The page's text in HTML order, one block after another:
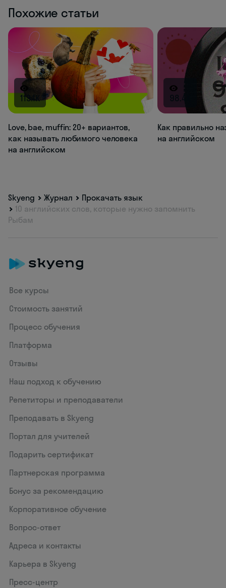
Похожие статьи
113.1K
Love, bae, muffin: 20+ вариантов,
как называть любимого человека
на английском
98.4K
Как правильно
на английском
Skyeng Журнал
Прокачать язык
10 английских слов, которые нужно запомнить
Рыбам
Все курсы
Стоимость занятий
Процесс обучения
Платформа
Отзывы
Наш подход к обучению
Репетиторы и преподаватели
Преподавать в Skyeng
Портал для учителей
Подарить сертификат
Партнерская программа
Бонус за рекомендацию
Корпоративное обучение
Вопрос-ответ
Адреса и контакты
Карьера в Skyeng
Пресс-центр